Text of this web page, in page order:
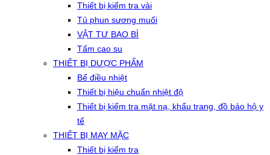
Thiết bị kiểm tra vải
Tủ phun sương muối
VẬT TƯ BAO BÌ
Tấm cao su
THIẾT BỊ DƯỢC PHẨM
Bể điều nhiệt
Thiết bị hiệu chuẩn nhiệt độ
Thiết bị kiểm tra mặt nạ, khẩu trang, đồ bảo hộ y
tế
THIẾT BỊ MAY MẶC
Thiết bị kiểm tra